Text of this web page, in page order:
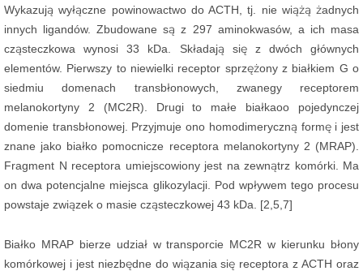
Wykazują wyłączne powinowactwo do ACTH, tj. nie wiążą żadnych
innych ligandów. Zbudowane są z 297 aminokwasów, a ich masa
cząsteczkowa wynosi 33 kDa. Składają się z dwóch głównych
elementów. Pierwszy to niewielki receptor sprzężony z białkiem G o
siedmiu domenach transbłonowych, zwanegy receptorem
melanokortyny 2 (MC2R). Drugi to małe białkaoo pojedynczej
domenie transbłonowej. Przyjmuje ono homodimeryczną formę i jest
znane jako białko pomocnicze receptora melanokortyny 2 (MRAP).
Fragment N receptora umiejscowiony jest na zewnątrz komórki. Ma
on dwa potencjalne miejsca glikozylacji. Pod wpływem tego procesu
powstaje związek o masie cząsteczkowej 43 kDa. [2,5,7]
Białko MRAP bierze udział w transporcie MC2R w kierunku błony
komórkowej i jest niezbędne do wiązania się receptora z ACTH oraz